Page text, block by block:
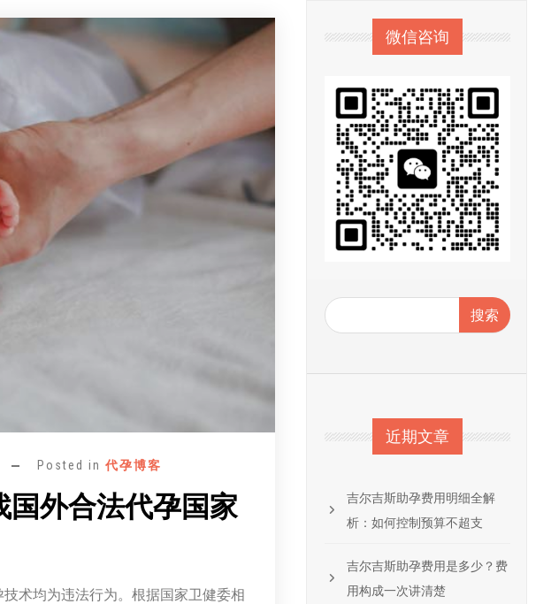
Posted in 代孕博客
国外合法代孕国家
术均为违法行为。根据国家卫健委相
微信咨询
搜索
近期文章
吉尔吉斯助孕费用明细全解
析：如何控制预算不超支
吉尔吉斯助孕费用是多少？费
用构成一次讲清楚